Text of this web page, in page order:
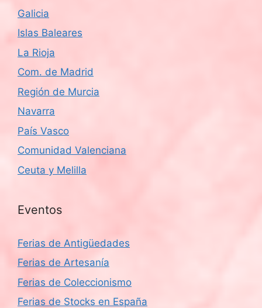
Galicia
Islas Baleares
La Rioja
Com. de Madrid
Región de Murcia
Navarra
País Vasco
Comunidad Valenciana
Ceuta y Melilla
Eventos
Ferias de Antigüedades
Ferias de Artesanía
Ferias de Coleccionismo
Ferias de Stocks en España